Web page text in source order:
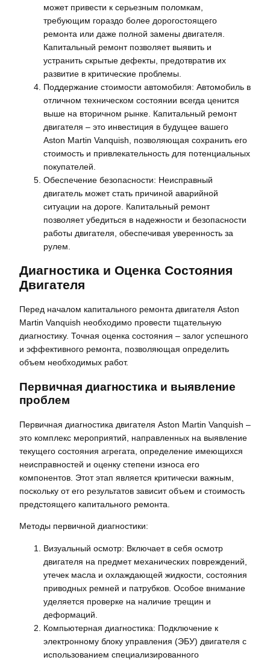
может привести к серьезным поломкам,
требующим гораздо более дорогостоящего
ремонта или даже полной замены двигателя.
Капитальный ремонт позволяет выявить и
устранить скрытые дефекты, предотвратив их
развитие в критические проблемы.
Поддержание стоимости автомобиля: Автомобиль в
отличном техническом состоянии всегда ценится
выше на вторичном рынке. Капитальный ремонт
двигателя – это инвестиция в будущее вашего
Aston Martin Vanquish, позволяющая сохранить его
стоимость и привлекательность для потенциальных
покупателей.
Обеспечение безопасности: Неисправный
двигатель может стать причиной аварийной
ситуации на дороге. Капитальный ремонт
позволяет убедиться в надежности и безопасности
работы двигателя, обеспечивая уверенность за
рулем.
Диагностика и Оценка Состояния
Двигателя
Перед началом капитального ремонта двигателя Aston
Martin Vanquish необходимо провести тщательную
диагностику. Точная оценка состояния – залог успешного
и эффективного ремонта, позволяющая определить
объем необходимых работ.
Первичная диагностика и выявление
проблем
Первичная диагностика двигателя Aston Martin Vanquish –
это комплекс мероприятий, направленных на выявление
текущего состояния агрегата, определение имеющихся
неисправностей и оценку степени износа его
компонентов. Этот этап является критически важным,
поскольку от его результатов зависит объем и стоимость
предстоящего капитального ремонта.
Методы первичной диагностики:
Визуальный осмотр: Включает в себя осмотр
двигателя на предмет механических повреждений,
утечек масла и охлаждающей жидкости, состояния
приводных ремней и патрубков. Особое внимание
уделяется проверке на наличие трещин и
деформаций.
Компьютерная диагностика: Подключение к
электронному блоку управления (ЭБУ) двигателя с
использованием специализированного